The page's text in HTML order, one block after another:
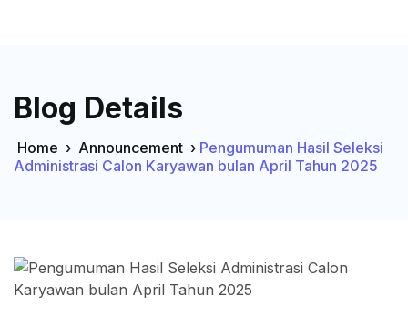
Blog Details
Home › Announcement › Pengumuman Hasil Seleksi
Administrasi Calon Karyawan bulan April Tahun 2025